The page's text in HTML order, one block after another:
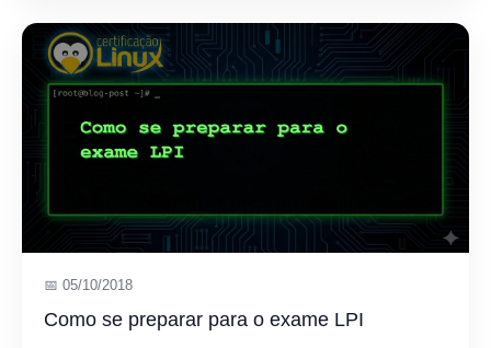
📅 05/10/2018
Como se preparar para o exame LPI